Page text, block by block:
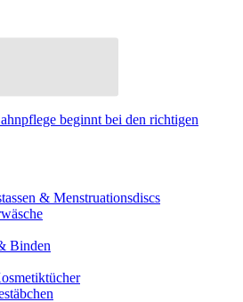
beginnt bei den richtigen
& Menstruationsdiscs
Binden